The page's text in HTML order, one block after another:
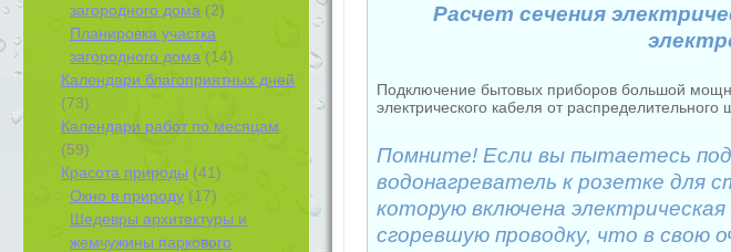
загородного дома (2)
Планировка участка
загородного дома (14)
Календари благоприятных дней
(73)
Календари работ по месяцам
(59)
Красота природы (41)
Окно в природу (17)
Шедевры архитектуры и
жемчужины паркового
Расчет сечения
Подключение бытовых приборов большой
электрического кабеля от распределительного
Помните! Если вы пытаетесь
водонагреватель к розетке для
которую включена
сгоревшую проводку, что в свою